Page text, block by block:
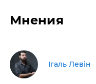
Мнения
Ігаль Левін